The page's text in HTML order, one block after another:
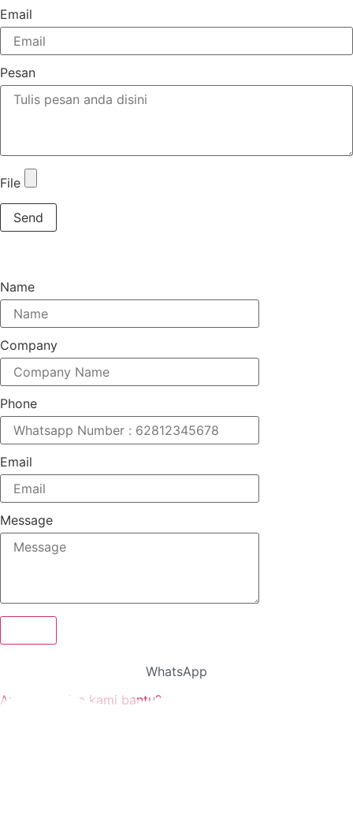
Email
Pesan
File
Send
WhatsApp
Name
Company
Phone
Email
Message
Apa yang bisa kami bantu?